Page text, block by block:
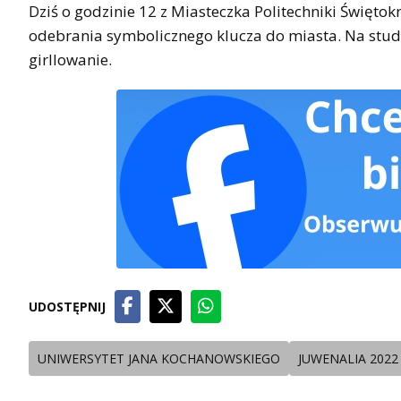
Dziś o godzinie 12 z Miasteczka Politechniki
odebrania symbolicznego klucza do miasta. Na
girllowanie.
UDOSTĘPNIJ
UNIWERSYTET JANA KOCHANOWSKIEGO JUWENALIA 2022